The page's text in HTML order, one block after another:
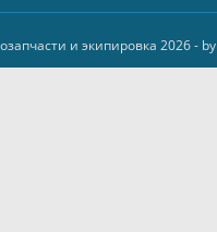
и экипировка 2026 - by